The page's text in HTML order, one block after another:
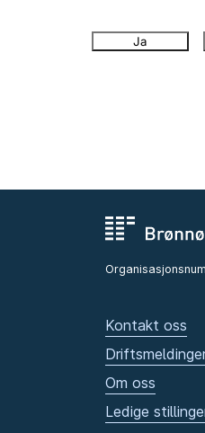
Ja
Kontakt oss
Om oss
Ledige